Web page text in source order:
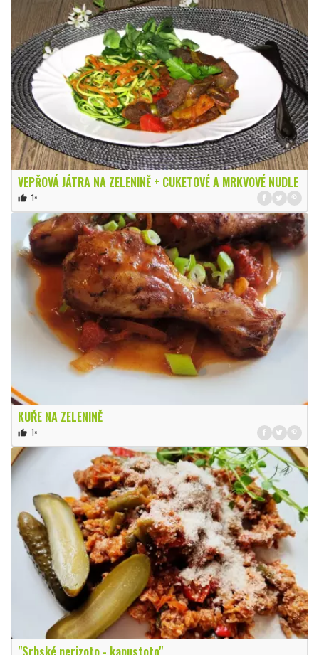
VEPŘOVÁ JÁTRA NA ZELENINĚ + CUKETOVÉ A MRKVOVÉ NUDLE
thumb_up 1×
KUŘE NA ZELENINĚ
thumb_up 1×